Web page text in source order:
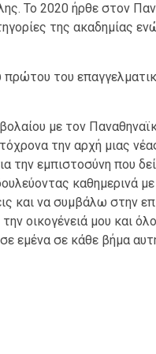
Το 2020 ήρθε στον
της ακαδημίας
του
με τον
την αρχή μιας
την εμπιστοσύνη που
καθημερινά
και να συμβάλω στην
οικογένειά μου και
εμένα σε κάθε βήμα